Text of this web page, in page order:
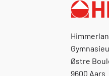
Østre
9600 Aars